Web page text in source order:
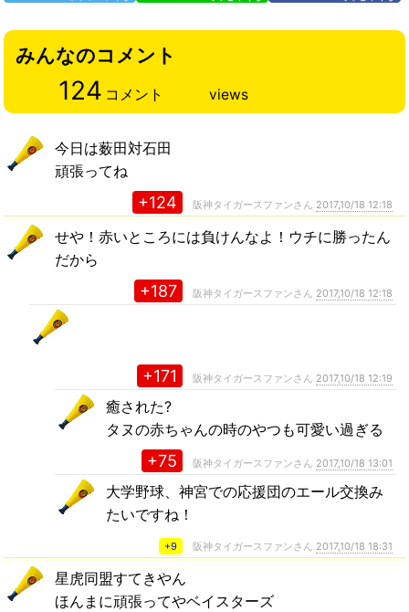
みんなのコメント
124 コメント views
今日は薮田対石田
頑張ってね
+124 阪神タイガースファンさん 2017,10/18 12:18
せや！赤いところには負けんなよ！ウチに勝ったん
だから
+187 阪神タイガースファンさん 2017,10/18 12:18
+171 阪神タイガースファンさん 2017,10/18 12:19
癒された?
タヌの赤ちゃんの時のやつも可愛い過ぎる
+75 阪神タイガースファンさん 2017,10/18 13:01
大学野球、神宮での応援団のエール交換み
たいですね！
+9 阪神タイガースファンさん 2017,10/18 18:31
星虎同盟すてきやん
ほんまに頑張ってやベイスターズ